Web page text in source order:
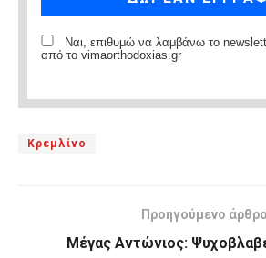
Ναι, επιθυμώ να λαμβάνω το
από το vimaorthodoxias.gr
Κρεμλίνο
Προηγούμενο άρθρο
Μέγας Αντώνιος: